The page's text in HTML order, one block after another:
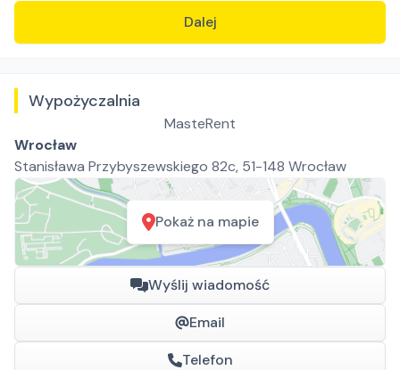
Dalej
Wypożyczalnia
MasteRent
Wrocław
Stanisława Przybyszewskiego 82c, 51-148 Wrocław
Pokaż na mapie
Wyślij wiadomość
Email
Telefon